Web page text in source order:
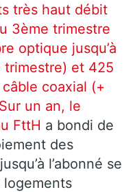
très haut débit
3ème trimestre
optique jusqu’à
trimestre) et 425
coaxial (+
un an, le
FttH a bondi de
des
l’abonné se